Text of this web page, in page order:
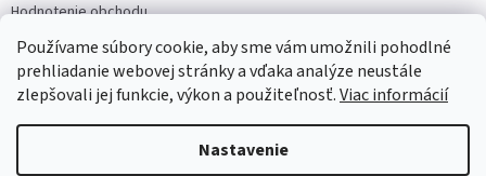
Používame súbory cookie, aby sme vám umožnili pohodlné
prehliadanie webovej stránky a vďaka analýze neustále
zlepšovali jej funkcie, výkon a použiteľnosť.Viac informácií
Nastavenie
Hodnotenie obchodu
Blog